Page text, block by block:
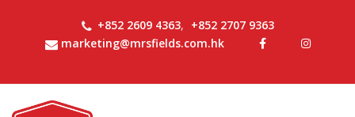
+852 2609 4363, +852 2707 9363
marketing@mrsfields.com.hk